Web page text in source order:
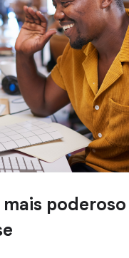
poderoso